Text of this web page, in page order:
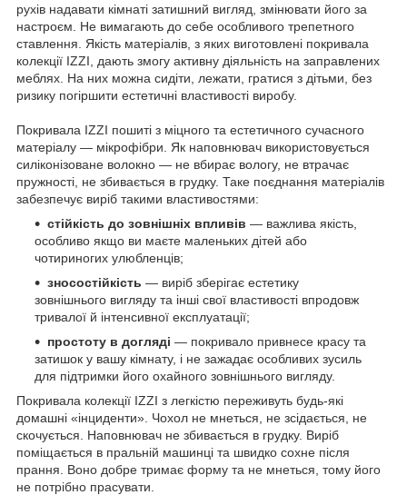
рухів надавати кімнаті затишний вигляд, змінювати його за
настроєм. Не вимагають до себе особливого трепетного
ставлення. Якість матеріалів, з яких виготовлені покривала
колекції IZZI, дають змогу активну діяльність на заправлених
меблях. На них можна сидіти, лежати, гратися з дітьми, без
ризику погіршити естетичні властивості виробу.
Покривала IZZI пошиті з міцного та естетичного сучасного
матеріалу — мікрофібри. Як наповнювач використовується
силіконізоване волокно — не вбирає вологу, не втрачає
пружності, не збивається в грудку. Таке поєднання матеріалів
забезпечує виріб такими властивостями:
стійкість до зовнішніх впливів — важлива якість,
особливо якщо ви маєте маленьких дітей або
чотириногих улюбленців;
зносостійкість — виріб зберігає естетику
зовнішнього вигляду та інші свої властивості впродовж
тривалої й інтенсивної експлуатації;
простоту в догляді — покривало привнесе красу та
затишок у вашу кімнату, і не зажадає особливих зусиль
для підтримки його охайного зовнішнього вигляду.
Покривала колекції IZZI з легкістю переживуть будь-які
домашні «інциденти». Чохол не мнеться, не зсідається, не
скочується. Наповнювач не збивається в грудку. Виріб
поміщається в пральній машинці та швидко сохне після
прання. Воно добре тримає форму та не мнеться, тому його
не потрібно прасувати.